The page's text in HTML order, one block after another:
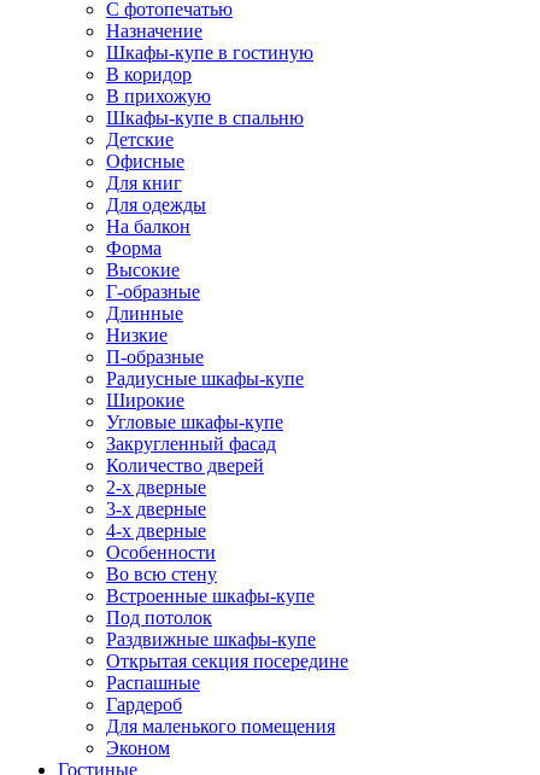
С фотопечатью
Назначение
Шкафы-купе в гостиную
В коридор
В прихожую
Шкафы-купе в спальню
Детские
Офисные
Для книг
Для одежды
На балкон
Форма
Высокие
Г-образные
Длинные
Низкие
П-образные
Радиусные шкафы-купе
Широкие
Угловые шкафы-купе
Закругленный фасад
Количество дверей
2-х дверные
3-х дверные
4-х дверные
Особенности
Во всю стену
Встроенные шкафы-купе
Под потолок
Раздвижные шкафы-купе
Открытая секция посередине
Распашные
Гардероб
Для маленького помещения
Эконом
Гостиные